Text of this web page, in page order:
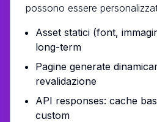
possono essere
Asset statici (font,
long-term
Pagine generate
revalidazione
API responses: cache
custom